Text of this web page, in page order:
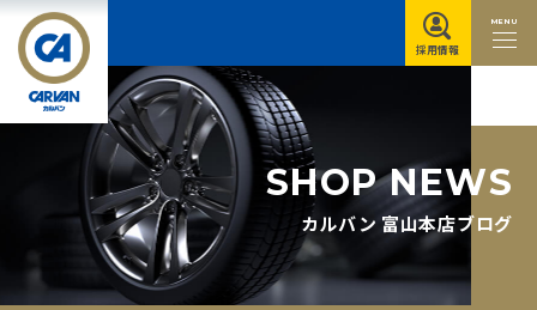
MENU
採用情報
SHOP NEWS
カルバン 富山本店ブログ